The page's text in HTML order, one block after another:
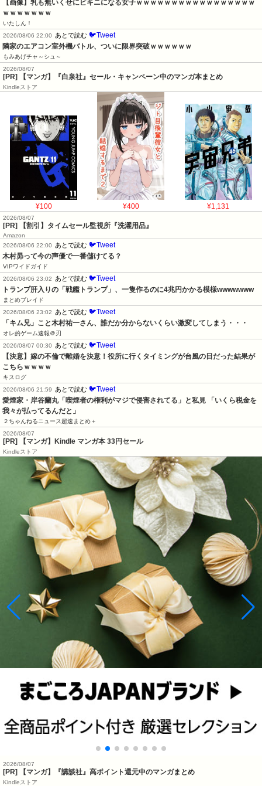
【画像】乳も無いくせにビキニになる女子ｗｗｗｗｗｗｗｗｗｗｗｗｗｗｗｗｗ
ｗｗｗｗｗｗｗ
いたしん！
2026/08/06 22:00
あとで読む 🐦Tweet
隣家のエアコン室外機バトル、ついに限界突破ｗｗｗｗｗｗ
もみあげチャ～シュ～
2026/08/07
[PR] 【マンガ】『白泉社』セール・キャンペーン中のマンガ本まとめ
Kindleストア
¥100 ¥400 ¥1,131
2026/08/07
[PR] 【割引】タイムセール監視所『洗濯用品』
Amazon
2026/08/06 22:00
あとで読む 🐦Tweet
木村昴って今の声優で一番儲けてる？
VIPワイドガイド
2026/08/06 23:02
あとで読む 🐦Tweet
トランプ肝入りの「戦艦トランプ」、一隻作るのに4兆円かかる模様wwwwwww
まとめブレイド
2026/08/06 23:02
あとで読む 🐦Tweet
「キム兄」こと木村祐一さん、誰だか分からないくらい激変してしまう・・・
オレ的ゲーム速報＠刃
2026/08/07 00:30
あとで読む 🐦Tweet
【決意】嫁の不倫で離婚を決意！役所に行くタイミングが台風の日だった結果が
こちらｗｗｗｗ
キスログ
2026/08/06 21:59
あとで読む 🐦Tweet
愛煙家・岸谷蘭丸「喫煙者の権利がマジで侵害されてる」と私見 「いくら税金を
我々が払ってるんだと」
２ちゃんねるニュース超速まとめ＋
2026/08/07
[PR] 【マンガ】Kindle マンガ本 33円セール
Kindleストア
2026/08/07
[PR] 【マンガ】『講談社』高ポイント還元中のマンガまとめ
Kindleストア